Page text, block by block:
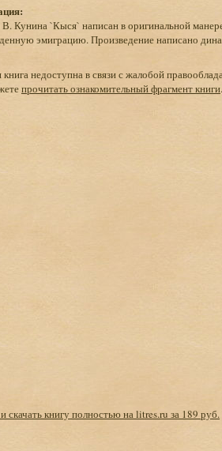
Кунина `Кыся` написан в оригинальной
эмиграцию. Произведение написано
недоступна в связи с жалобой
прочитать ознакомительный фрагмент книги.
скачать книгу полностью на litres.ru за 189 руб.